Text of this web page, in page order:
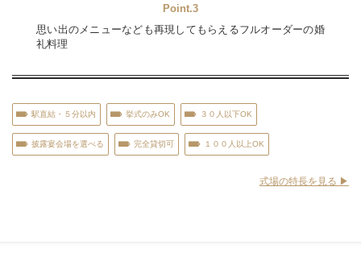
Point.3
思い出のメニューなども再現してもらえるフルオーダーの婚
礼料理
駅直結・５分以内 挙式のみOK ３０人以下OK
披露宴会場を選べる 完全貸切可 １００人以上OK
式場の特長を見る ▶︎